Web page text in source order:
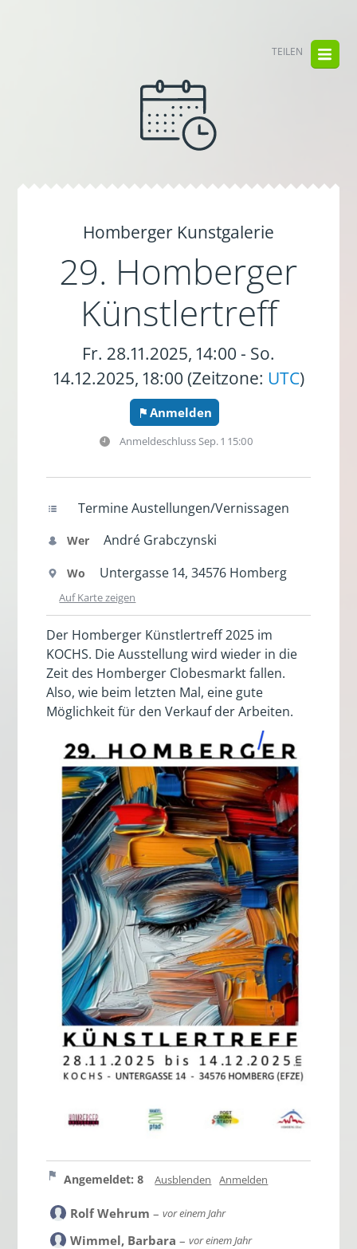
TEILEN
Homberger Kunstgalerie
29. Homberger
Künstlertreff
Fr. 28.11.2025, 14:00 - So.
14.12.2025, 18:00 (Zeitzone: UTC)
Anmelden
AnmeldeschlussSep. 1 15:00
Termine Austellungen/Vernissagen
Wer André Grabczynski
Wo Untergasse 14, 34576 Homberg
Auf Karte zeigen
Der Homberger Künstlertreff 2025 im
KOCHS. Die Ausstellung wird wieder in die
Zeit des Homberger Clobesmarkt fallen.
Also, wie beim letzten Mal, eine gute
Möglichkeit für den Verkauf der Arbeiten.
Angemeldet: 8 Ausblenden Anmelden
Rolf Wehrum –vor einem Jahr
Wimmel, Barbara –vor einem Jahr